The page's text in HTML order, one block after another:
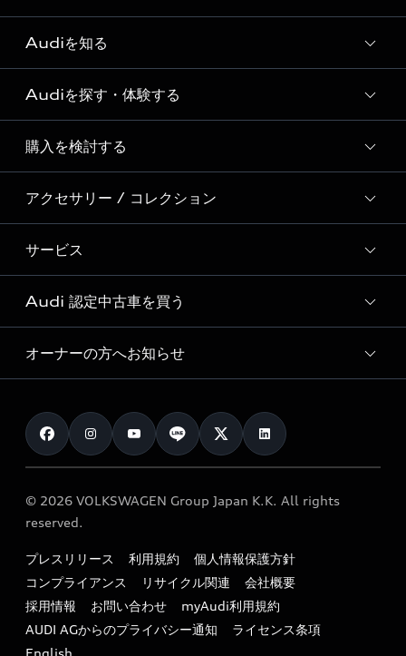
Audiを知る
Audi ブランド
Story of Progress
Audi Sport
Formula 1®
デジタルサービス
Audiを探す・体験する
ディーラー検索
新車在庫検索
試乗車・展示車検索
見積り依頼
試乗予約
購入を検討する
モデル一覧
特別仕様モデル / 限定モデル
e-tronラインアップ
価格シミュレーション
車両比較
カタログ一覧
アクセサリー / コレクション
純正アクセサリー
オンラインショップ
Audi collection
アウディナビアプリ
サービス
サービス入庫予約
サービスプログラム
メンテナンス
車検 / 定期点検
e-tronアフターサポート
myAudi
Audi 認定中古車を買う
Audi認定中古車
クオリティ
保証
メンテナンス
ファイナンス
キャンペーン / イベント
買取査定
オーナーの方へお知らせ
お知らせ
オーナー様向けキャンペーン
特定整備適用車一覧
リサイクル法
よくある質問（FAQ）
© 2026 VOLKSWAGEN Group Japan K.K. All rights
reserved.
プレスリリース 利用規約
個人情報保護方針
コンプライアンス
リサイクル関連
会社概要
採用情報
お問い合わせ
myAudi利用規約
AUDI AGからのプライバシー通知
ライセンス条項
English